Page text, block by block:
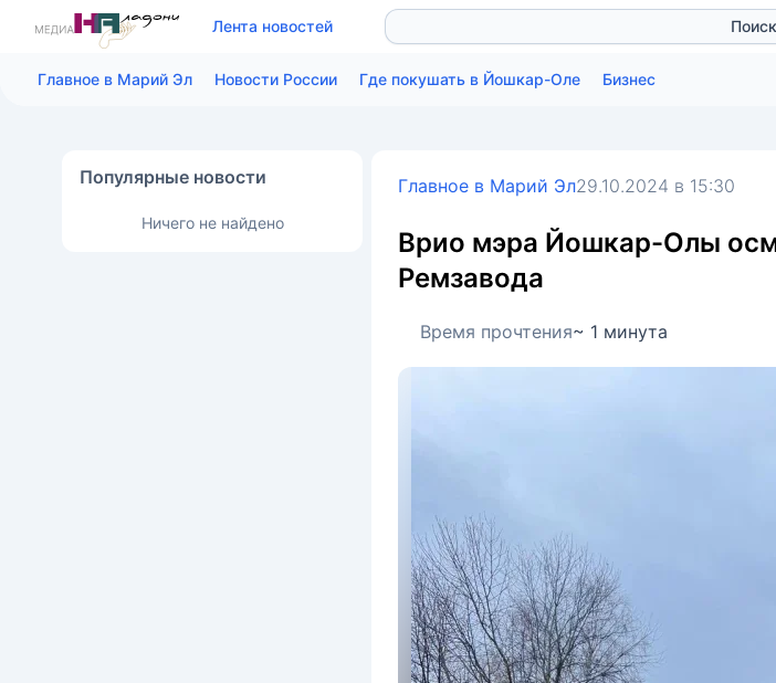
Лента новостей Поиск
Главное в Марий Эл Новости России Где покушать в Йошкар-Оле Бизнес
Популярные новости
Ничего не найдено
Главное в Марий Эл29.10.2024 в 15:30
Врио мэра Йошкар-Олы
Ремзавода
Время прочтения~ 1 минута